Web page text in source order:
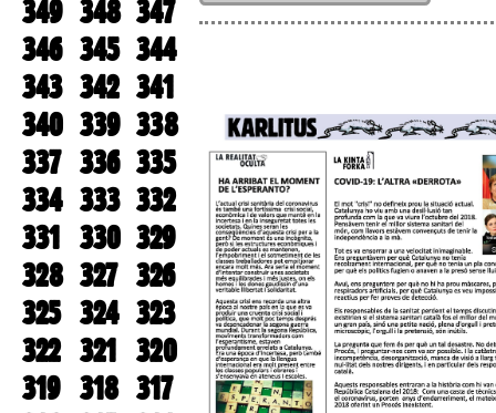
349 348 347
346 345 344
343 342 341
340 339 338
337 336 335
334 333 332
331 330 329
328 327 326
325 324 323
322 321 320
319 318 317